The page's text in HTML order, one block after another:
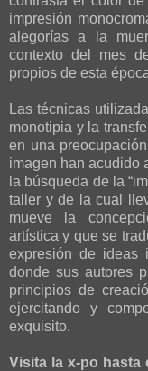
impresión
alegorías a la
contexto del mes
propios de esta
Las técnicas
monotipia y la
en una
imagen han acudido
la búsqueda de la
taller y de la cual
mueve la
artística y que se
expresión de ideas
donde sus autores
principios de
ejercitando y
exquisito.
Visita la x-po hasta